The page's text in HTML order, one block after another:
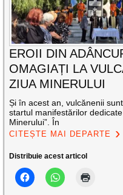
EROII DIN
OMAGIAȚI LA
ZIUA MINERULUI
Și în acest an, vulcănenii
startul manifestărilor dedicate
Minerului”. În
CITEȘTE MAI DEPARTE
Distribuie acest articol